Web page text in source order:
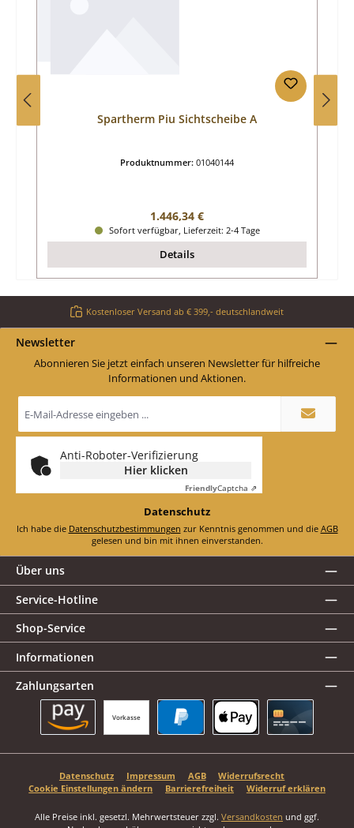
Spartherm Piu Sichtscheibe A
Produktnummer: 01040144
Regulärer Preis:
1.446,34 €
Sofort verfügbar, Lieferzeit: 2-4 Tage
Details
Kostenloser Versand ab € 399,- deutschlandweit
Newsletter
Abonnieren Sie jetzt einfach unseren Newsletter für hilfreiche
Informationen und Aktionen.
Mail-
Adresse
*
Anti-Roboter-Verifizierung
Hier klicken
FriendlyCaptcha ⇗
Datenschutz
Ich habe die Datenschutzbestimmungen zur Kenntnis genommen und die AGB
gelesen und bin mit ihnen einverstanden.
Über uns
Service-Hotline
Shop-Service
Informationen
Zahlungsarten
Vorkasse
Datenschutz Impressum AGB
Widerrufsrecht
Cookie Einstellungen ändern
Barrierefreiheit Widerruf erklären
Alle Preise inkl. gesetzl. Mehrwertsteuer zzgl. Versandkosten und ggf.